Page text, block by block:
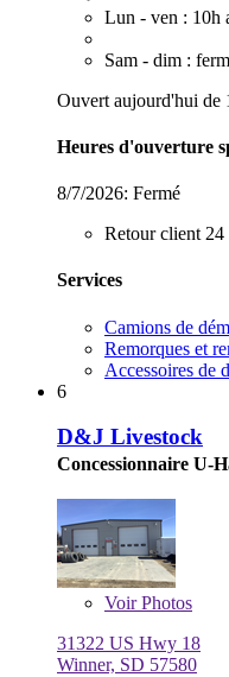
Lun - ven : 10h
Sam - dim :
Ouvert aujourd'hui de
Heures d'ouverture
8/7/2026: Fermé
Retour client 24
Services
Camions de
Remorques et
Accessoires de
6
D&J Livestock
Concessionnaire U-
VoirPhotos
31322 US Hwy 18
Winner, SD 57580